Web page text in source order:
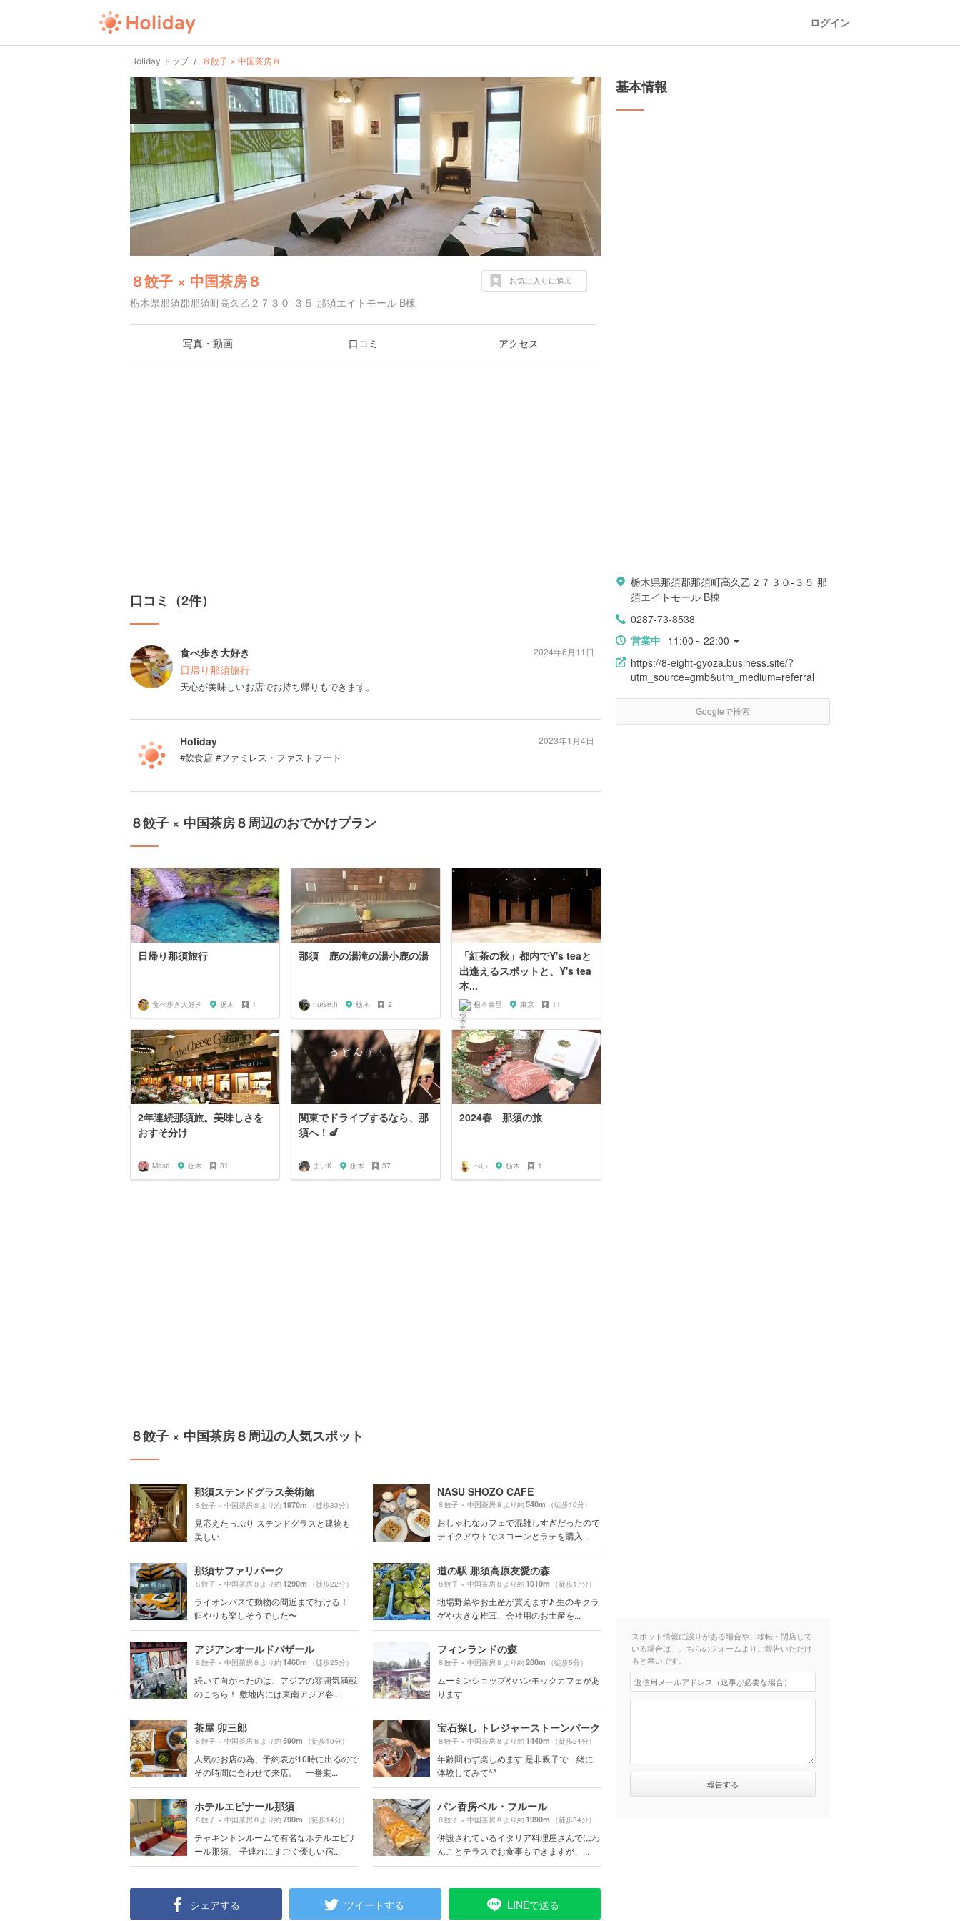
ログイン
Holiday トップ ８餃子 × 中国茶房８
８餃子 × 中国茶房８
栃木県那須郡那須町高久乙２７３０-３５ 那須エイトモール B棟
お気に入りに追加
写真・動画 口コミ アクセス
口コミ（2件）
食べ歩き大好き
日帰り那須旅行
天心が美味しいお店でお持ち帰りもできます。
2024年6月11日
Holiday
#飲食店 #ファミレス・ファストフード
2023年1月4日
８餃子 × 中国茶房８周辺のおでかけプラン
日帰り那須旅行
食べ歩き大好き 栃木 1
那須 鹿の湯滝の湯小鹿の湯
nurse.h 栃木 2
「紅茶の秋」都内でY's teaと
出逢えるスポットと、Y's tea
本...
根本泰昌 東京 11
2年連続那須旅。美味しさを
おすそ分け
Masa 栃木 31
関東でドライブするなら、那
須へ！🍆
まいK 栃木 37
2024春 那須の旅
ぺい 栃木 1
８餃子 × 中国茶房８周辺の人気スポット
那須ステンドグラス美術館
８餃子 × 中国茶房８より約1970m （徒歩33分）
見応えたっぷり ステンドグラスと建物も
美しい
NASU SHOZO CAFE
８餃子 × 中国茶房８より約540m （徒歩10分）
おしゃれなカフェで混雑しすぎだったので
テイクアウトでスコーンとラテを購入...
那須サファリパーク
８餃子 × 中国茶房８より約1290m （徒歩22分）
ライオンバスで動物の間近まで行ける！
餌やりも楽しそうでした〜
道の駅 那須高原友愛の森
８餃子 × 中国茶房８より約1010m （徒歩17分）
地場野菜やお土産が買えます♪ 生のキクラ
ゲや大きな椎茸、会社用のお土産を...
アジアンオールドバザール
８餃子 × 中国茶房８より約1460m （徒歩25分）
続いて向かったのは、アジアの雰囲気満載
のこちら！ 敷地内には東南アジア各...
フィンランドの森
８餃子 × 中国茶房８より約280m （徒歩5分）
ムーミンショップやハンモックカフェがあ
ります
茶屋 卯三郎
８餃子 × 中国茶房８より約590m （徒歩10分）
人気のお店の為、予約表が10時に出るので
その時間に合わせて来店。 一番乗...
宝石探し トレジャーストーンパーク
８餃子 × 中国茶房８より約1440m （徒歩24分）
年齢問わず楽しめます 是非親子で一緒に
体験してみて^^
ホテルエピナール那須
８餃子 × 中国茶房８より約790m （徒歩14分）
チャギントンルームで有名なホテルエピナ
ール那須。 子連れにすごく優しい宿...
パン香房ベル・フルール
８餃子 × 中国茶房８より約1990m （徒歩34分）
併設されているイタリア料理屋さんではわ
んことテラスでお食事もできますが、...
シェアする ツイートする LINEで送る
基本情報
栃木県那須郡那須町高久乙２７３０-３５ 那
須エイトモール B棟
0287-73-8538
営業中 11:00～22:00
https://8-eight-gyoza.business.site/?
utm_source=gmb&utm_medium=referral
Googleで検索
スポット情報に誤りがある場合や、移転・閉店して
いる場合は、こちらのフォームよりご報告いただけ
ると幸いです。